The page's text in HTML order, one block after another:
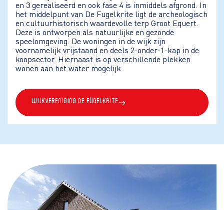
en 3 gerealiseerd en ook fase 4 is inmiddels afgrond. In
het middelpunt van De Fugelkrite ligt de archeologisch
en cultuurhistorisch waardevolle terp Groot Equert.
Deze is ontworpen als natuurlijke en gezonde
speelomgeving. De woningen in de wijk zijn
voornamelijk vrijstaand en deels 2-onder-1-kap in de
koopsector. Hiernaast is op verschillende plekken
wonen aan het water mogelijk.
Wijkvereniging De Fûgelkrite